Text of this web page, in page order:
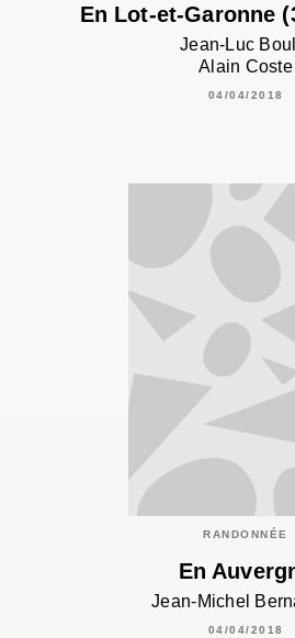
En Lot-et-Garonne
Jean-Luc
Alain Coste
04/04/2018
RANDONNÉE
En
Jean-Michel
04/04/2018